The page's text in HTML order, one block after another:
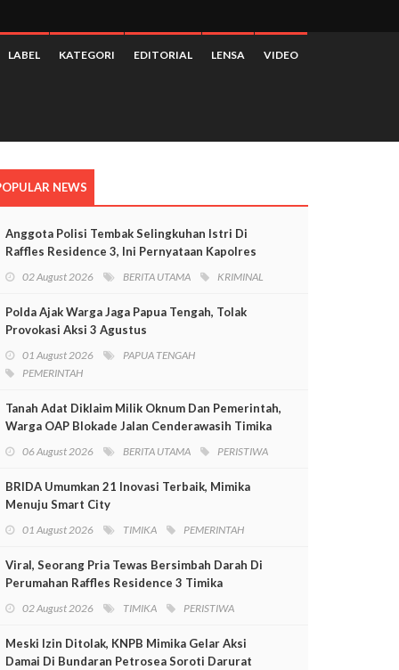
LABEL KATEGORI EDITORIAL LENSA VIDEO
NEWS
Anggota Polisi Tembak Selingkuhan Istri Di
Raffles Residence 3, Ini Pernyataan Kapolres
02 August 2026 BERITA UTAMA KRIMINAL
Polda Ajak Warga Jaga Papua Tengah, Tolak
Provokasi Aksi 3 Agustus
01 August 2026
PAPUA TENGAH
PEMERINTAH
Tanah Adat Diklaim Milik Oknum Dan Pemerintah,
Warga OAP Blokade Jalan Cenderawasih Timika
06 August 2026 BERITA UTAMA PERISTIWA
BRIDA Umumkan 21 Inovasi Terbaik, Mimika
Menuju Smart City
01 August 2026 TIMIKA PEMERINTAH
Viral, Seorang Pria Tewas Bersimbah Darah Di
Perumahan Raffles Residence 3 Timika
02 August 2026 TIMIKA PERISTIWA
Meski Izin Ditolak, KNPB Mimika Gelar Aksi
Damai Di Bundaran Petrosea Soroti Darurat